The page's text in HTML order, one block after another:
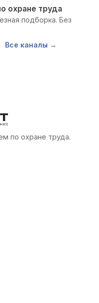
охране труда
подборка. Без
Все каналы →
по охране труда.